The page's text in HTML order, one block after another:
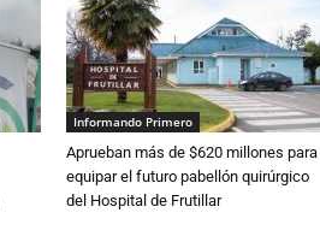
Informando Primero
Aprueban más de $620 millones para
equipar el futuro pabellón quirúrgico
del Hospital de Frutillar